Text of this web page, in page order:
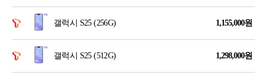
갤럭시 S25 (256G) 1,155,000원
갤럭시 S25 (512G) 1,298,000원